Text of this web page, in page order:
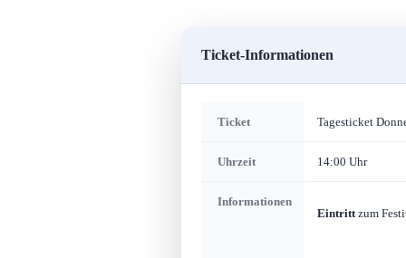
Ticket-Informationen
Ticket Tagesticket
Uhrzeit 14:00 Uhr
Informationen
Eintrittzum